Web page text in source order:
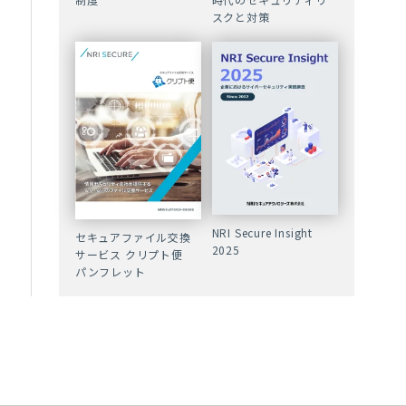
スクと対策
セキュアファイル交換
サービス クリプト便
パンフレット
NRI Secure Insight
2025